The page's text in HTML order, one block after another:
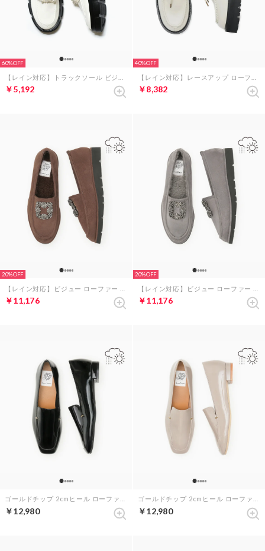
60%
￥5,192
40%
￥8,382
20%
￥11,176
20%
￥11,176
￥12,980 ￥12,980